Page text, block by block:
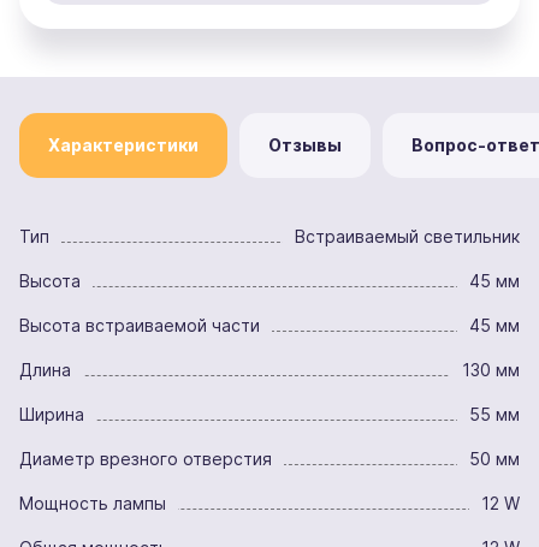
Характеристики Отзывы Вопрос-ответ
Тип Встраиваемый светильник
Высота 45 мм
Высота встраиваемой части 45 мм
Длина 130 мм
Ширина 55 мм
Диаметр врезного отверстия 50 мм
Мощность лампы 12 W